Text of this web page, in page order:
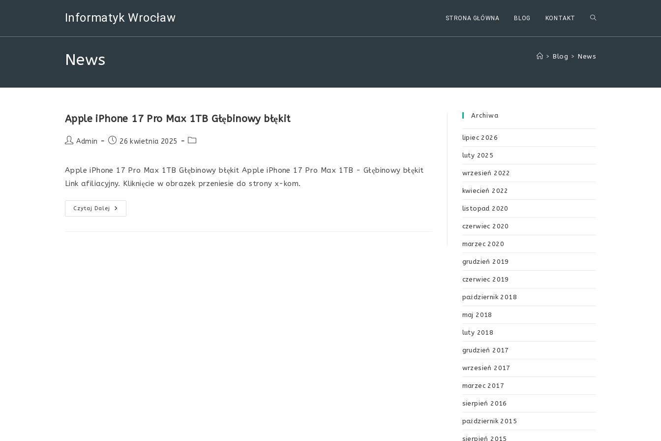
Informatyk Wrocław STRONA GŁÓWNA BLOG KONTAKT TOGGLE
WEBSITE
News > Blog > News
Apple iPhone 17 Pro Max 1TB Głębinowy błękit
PostAdmin
Post26 kwietnia 2025
Post
Apple iPhone 17 Pro Max 1TB Głębinowy błękit Apple iPhone 17 Pro Max 1TB - Głębinowy błękit
Link afiliacyjny. Kliknięcie w obrazek przeniesie do strony x-kom.
Czytaj Dalej
Apple
IPhone
Archiwa
lipiec 2026
luty 2025
wrzesień 2022
kwiecień 2022
listopad 2020
czerwiec 2020
marzec 2020
grudzień 2019
czerwiec 2019
październik 2018
maj 2018
luty 2018
grudzień 2017
wrzesień 2017
marzec 2017
sierpień 2016
październik 2015
sierpień 2015